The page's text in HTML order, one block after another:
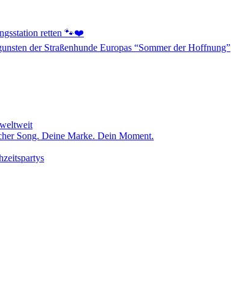
retten 🐾❤️
der Straßenhunde Europas “Sommer der Hoffnung”
Song. Deine Marke. Dein Moment.